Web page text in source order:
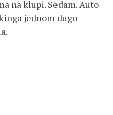
na klupi. Sedam. Auto
jednom dugo